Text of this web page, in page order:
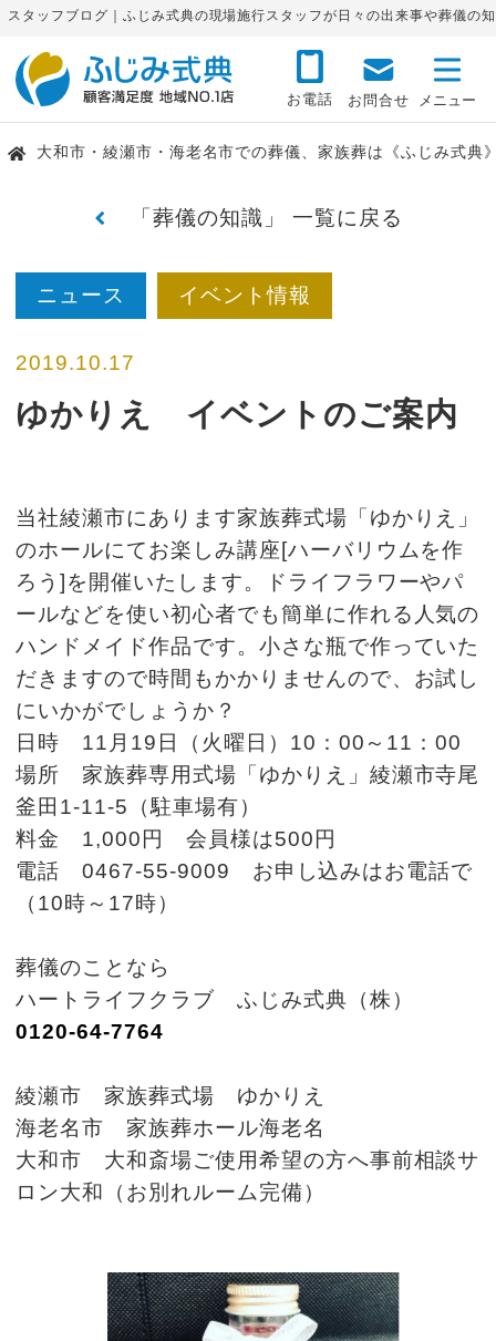
スタッフブログ｜ふじみ式典の現場施行スタッフが日々の出来事や葬儀の
お電話 お問合せ
大和市・綾瀬市・海老名市での葬儀、家族葬は《ふじみ式典
「葬儀の知識」 一覧に戻る
ニュース イベント情報
2019.10.17
ゆかりえ イベントのご案内
当社綾瀬市にあります家族葬式場「ゆかりえ」
のホールにてお楽しみ講座[ハーバリウムを作
ろう]を開催いたします。ドライフラワーやパ
ールなどを使い初心者でも簡単に作れる人気の
ハンドメイド作品です。小さな瓶で作っていた
だきますので時間もかかりませんので、お試し
にいかがでしょうか？
日時 11月19日（火曜日）10：00～11：00
場所 家族葬専用式場「ゆかりえ」綾瀬市寺尾
釜田1-11-5（駐車場有）
料金 1,000円 会員様は500円
電話 0467-55-9009 お申し込みはお電話で
（10時～17時）
葬儀のことなら
ハートライフクラブ ふじみ式典（株）
0120-64-7764
綾瀬市 家族葬式場 ゆかりえ
海老名市 家族葬ホール海老名
大和市 大和斎場ご使用希望の方へ事前相談サ
ロン大和（お別れルーム完備）